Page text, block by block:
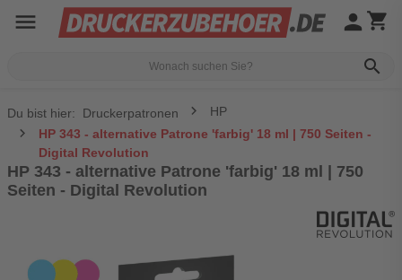
menu
search
person shopping_cart
Du bist hier: Druckerpatronen
HP
HP 343 - alternative Patrone 'farbig' 18 ml | 750 Seiten -
Digital Revolution
HP 343 - alternative Patrone 'farbig' 18 ml | 750
Seiten - Digital Revolution